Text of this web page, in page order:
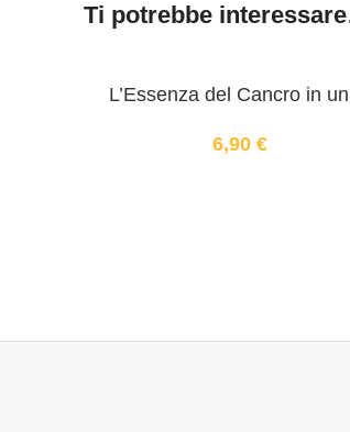
Ti potrebbe
L’Essenza del Cancro in
6,90 €